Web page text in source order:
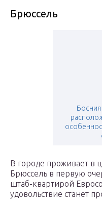
Брюссель
Босния
В городе проживает в
Брюссель в первую
штаб-квартирой
удовольствие станет